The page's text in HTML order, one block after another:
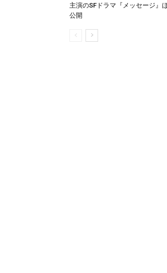
主演のSFドラマ『メッセージ』
公開